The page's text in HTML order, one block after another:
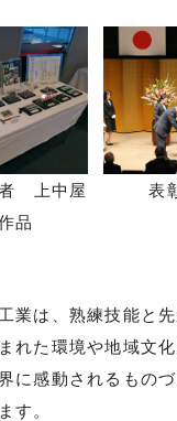
上中屋
品
表
業は、熟練技能と
れた環境や地域文
に感動されるもの
す。